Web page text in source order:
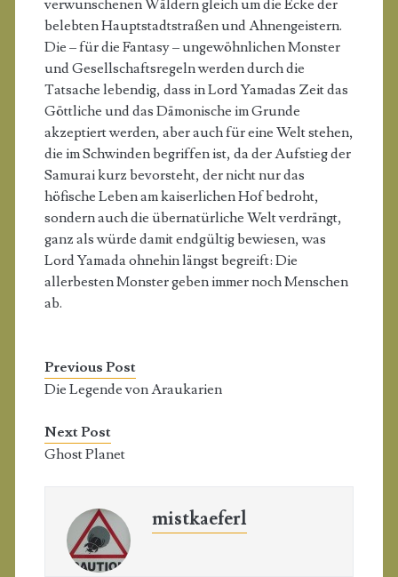
verwunschenen Wäldern gleich um die Ecke der
belebten Hauptstadtstraßen und Ahnengeistern.
Die – für die Fantasy – ungewöhnlichen Monster
und Gesellschaftsregeln werden durch die
Tatsache lebendig, dass in Lord Yamadas Zeit das
Göttliche und das Dämonische im Grunde
akzeptiert werden, aber auch für eine Welt stehen,
die im Schwinden begriffen ist, da der Aufstieg der
Samurai kurz bevorsteht, der nicht nur das
höfische Leben am kaiserlichen Hof bedroht,
sondern auch die übernatürliche Welt verdrängt,
ganz als würde damit endgültig bewiesen, was
Lord Yamada ohnehin längst begreift: Die
allerbesten Monster geben immer noch Menschen
ab.
Previous Post
Die Legende von Araukarien
Next Post
Ghost Planet
mistkaeferl